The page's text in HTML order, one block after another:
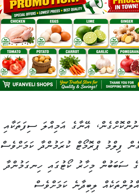
އޭނާގެ އަމިއްލަ ސިފަތަކާއި
ފިލްމު ޕްރޮމޯޓް ކުރަމުންދާ ކަމަށްވެސް
ސަބަބުން މިހާރު ކޯޓުގައި ހިނގަމުންދާ
ލިބިދާނެ ކަމަށްވެސް